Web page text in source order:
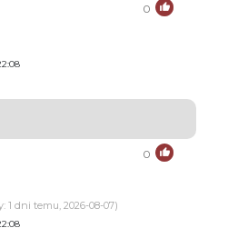
0
0
1 dni temu, 2026-08-07)